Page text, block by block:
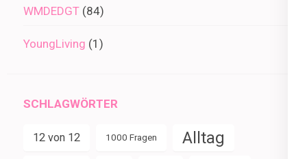
WMDEDGT (84)
YoungLiving (1)
SCHLAGWÖRTER
12 von 12 1000 Fragen Alltag